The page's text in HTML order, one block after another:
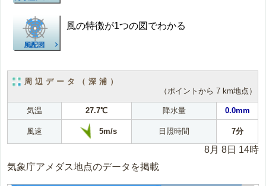
風の特徴が1つの図でわかる
周辺データ（深浦）
（ポイントから 7 km地点）
気温 27.7℃ 降水量 0.0mm
風速 5m/s 日照時間 7分
8月 8日 14時
気象庁アメダス地点のデータを掲載